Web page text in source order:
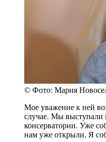
© Фото: Мария
Мое уважение к ней
случае. Мы выступали
консерватории. Уже
нам уже открыли. Я